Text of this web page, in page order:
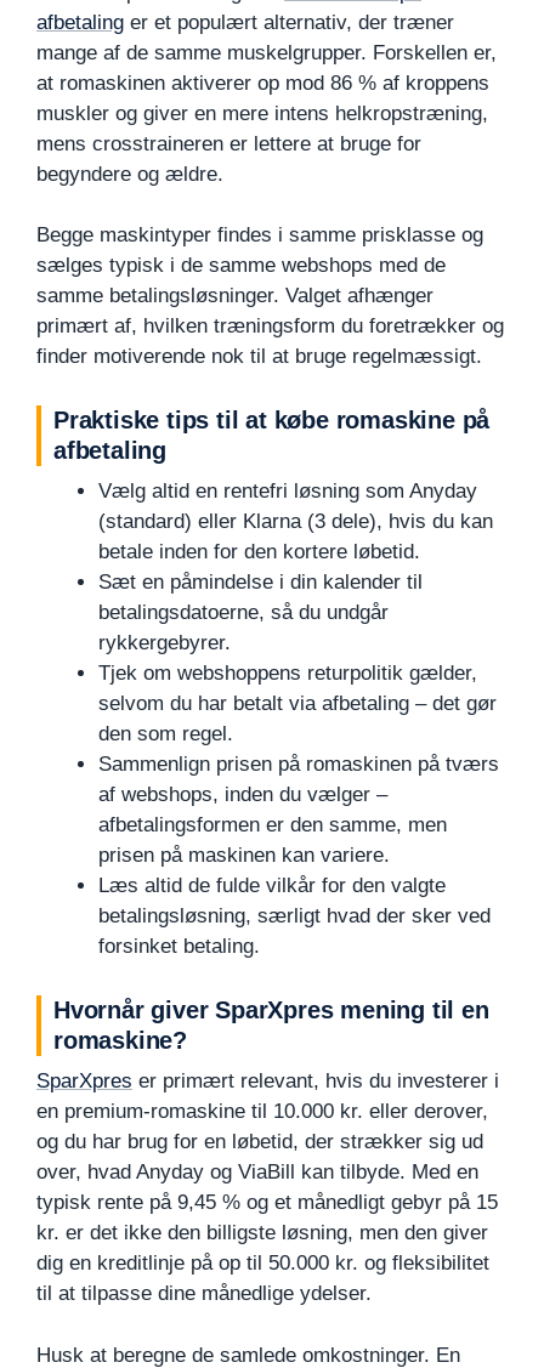
afbetaling er et populært alternativ, der træner
mange af de samme muskelgrupper. Forskellen er,
at romaskinen aktiverer op mod 86 % af kroppens
muskler og giver en mere intens helkropstræning,
mens crosstraineren er lettere at bruge for
begyndere og ældre.
Begge maskintyper findes i samme prisklasse og
sælges typisk i de samme webshops med de
samme betalingsløsninger. Valget afhænger
primært af, hvilken træningsform du foretrækker og
finder motiverende nok til at bruge regelmæssigt.
Praktiske tips til at købe romaskine på
afbetaling
Vælg altid en rentefri løsning som Anyday
(standard) eller Klarna (3 dele), hvis du kan
betale inden for den kortere løbetid.
Sæt en påmindelse i din kalender til
betalingsdatoerne, så du undgår
rykkergebyrer.
Tjek om webshoppens returpolitik gælder,
selvom du har betalt via afbetaling – det gør
den som regel.
Sammenlign prisen på romaskinen på tværs
af webshops, inden du vælger –
afbetalingsformen er den samme, men
prisen på maskinen kan variere.
Læs altid de fulde vilkår for den valgte
betalingsløsning, særligt hvad der sker ved
forsinket betaling.
Hvornår giver SparXpres mening til en
romaskine?
SparXpres er primært relevant, hvis du investerer i
en premium-romaskine til 10.000 kr. eller derover,
og du har brug for en løbetid, der strækker sig ud
over, hvad Anyday og ViaBill kan tilbyde. Med en
typisk rente på 9,45 % og et månedligt gebyr på 15
kr. er det ikke den billigste løsning, men den giver
dig en kreditlinje på op til 50.000 kr. og fleksibilitet
til at tilpasse dine månedlige ydelser.
Husk at beregne de samlede omkostninger. En